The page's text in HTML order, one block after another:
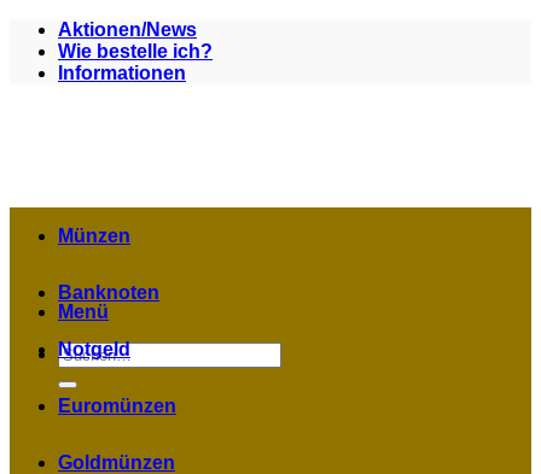
Zum
Inhalt
springen
Aktionen/News
Wie bestelle ich?
Informationen
Menü
Suchen
nach:
Münzen
Banknoten
Notgeld
Euromünzen
Goldmünzen